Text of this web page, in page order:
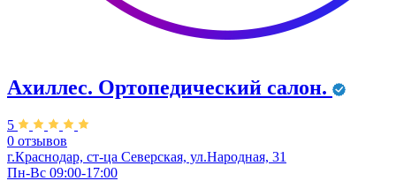
Ахиллес. Ортопедический салон.
5
0 отзывов
г.Краснодар, ст-ца Северская, ул.Народная, 31
Пн-Вс 09:00-17:00